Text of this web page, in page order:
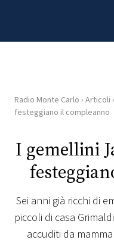
HOME
RADIO
WEB
PLAYLIST
Radio Monte Carlo › Articoli ›
festeggiano il compleanno
I gemellini
Sei anni già ricchi di
piccoli di casa
accuditi da